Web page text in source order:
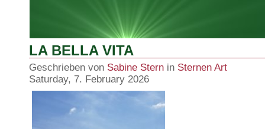
LA BELLA VITA
Geschrieben von Sabine Stern in Sternen Art
Saturday, 7. February 2026